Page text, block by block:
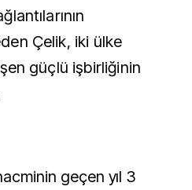
Çelik, iki ülke
güçlü işbirliğinin
geçen yıl 3